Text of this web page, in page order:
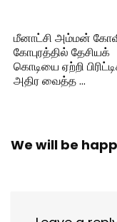
மீனாட்சி அம்மன்
கோபுரத்தில் தேசியக்
கொடியை ஏற்றி
அதிர வைத்த …
We will be